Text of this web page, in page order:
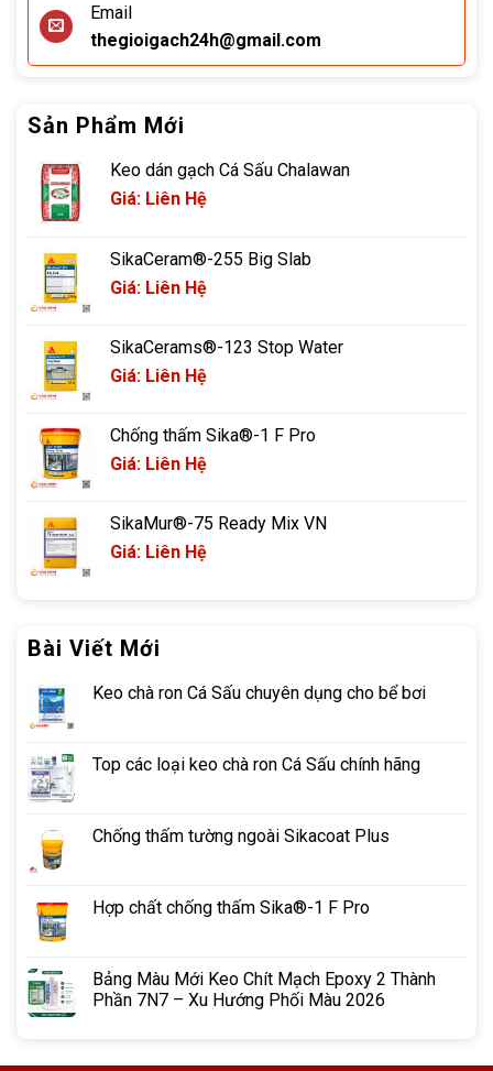
Email
thegioigach24h@gmail.com
Sản Phẩm Mới
Keo dán gạch Cá Sấu Chalawan
Giá: Liên Hệ
SikaCeram®-255 Big Slab
Giá: Liên Hệ
SikaCerams®-123 Stop Water
Giá: Liên Hệ
Chống thấm Sika®-1 F Pro
Giá: Liên Hệ
SikaMur®-75 Ready Mix VN
Giá: Liên Hệ
Bài Viết Mới
Keo chà ron Cá Sấu chuyên dụng cho bể bơi
Top các loại keo chà ron Cá Sấu chính hãng
Chống thấm tường ngoài Sikacoat Plus
Hợp chất chống thấm Sika®-1 F Pro
Bảng Màu Mới Keo Chít Mạch Epoxy 2 Thành
Phần 7N7 – Xu Hướng Phối Màu 2026